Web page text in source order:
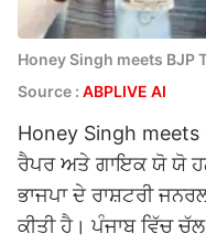
Honey Singh meets BJP
Source : ABPLIVE AI
Honey Singh
ਰੈਪਰ ਅਤੇ ਗਾਇਕ ਯੋ ਯੋ
ਭਾਜਪਾ ਦੇ ਰਾਸ਼ਟਰੀ
ਕੀਤੀ ਹੈ। ਪੰਜਾਬ ਵਿੱਚ